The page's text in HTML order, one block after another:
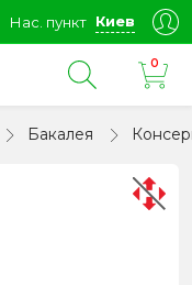
Нас. пункт Киев
0
Бакалея